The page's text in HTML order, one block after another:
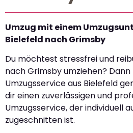
Umzug mit einem
Bielefeld nach Grimsby
Du möchtest stressfrei und
nach Grimsby umziehen?
Umzugsservice aus Bielefeld
dir einen zuverlässigen und
Umzugsservice, der individuell
zugeschnitten ist.